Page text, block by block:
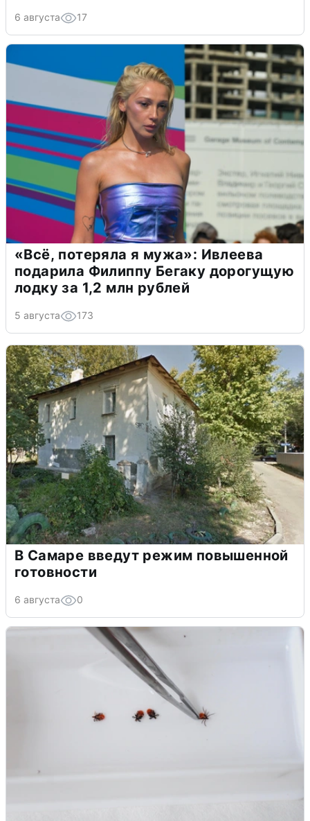
6 августа 17
«Всё, потеряла я мужа»: Ивлеева
подарила Филиппу Бегаку дорогущую
лодку за 1,2 млн рублей
5 августа 173
В Самаре введут режим повышенной
готовности
6 августа 0